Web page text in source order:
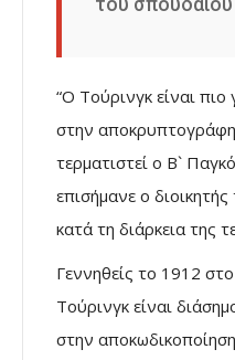
του
“Ο Τούρινγκ είναι
στην
τερματιστεί ο Β`
επισήμανε ο
κατά τη διάρκεια της
Γεννηθείς το 1912
Τούρινγκ είναι
στην